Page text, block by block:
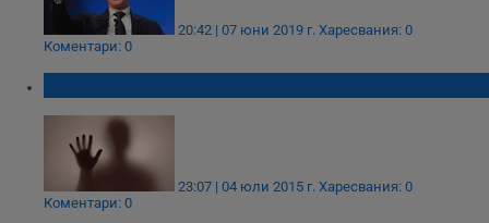
20:42 | 07 юни 2019 г. Харесвания: 0
Коментари: 0
23:07 | 04 юли 2015 г. Харесвания: 0
Коментари: 0